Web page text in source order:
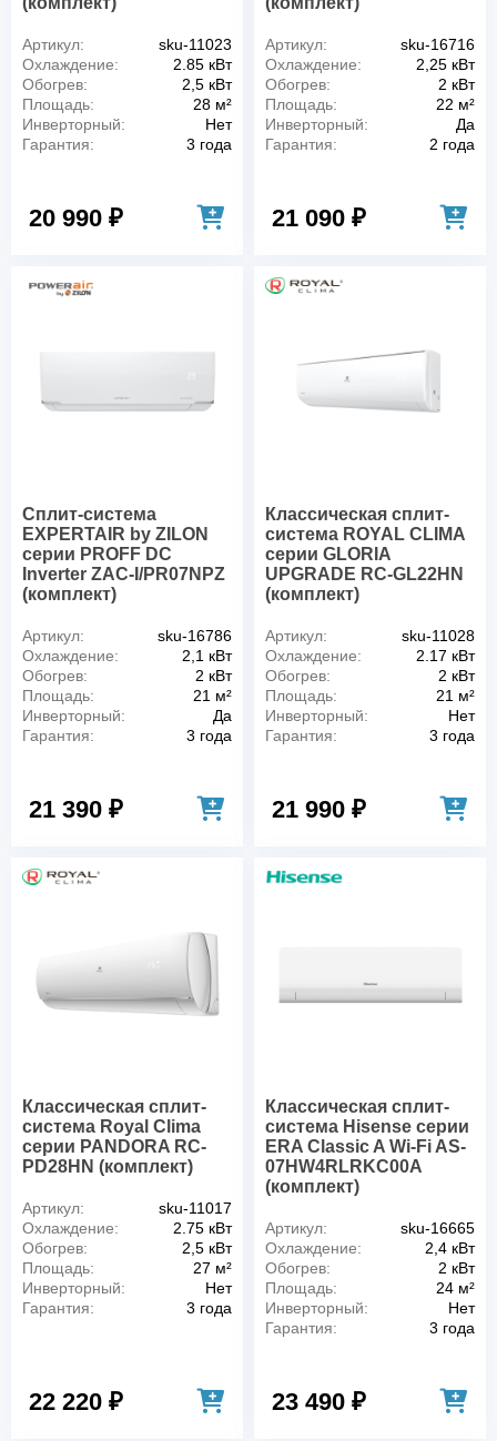
Артикул:
sku-11023
Охлаждение:
2.85 кВт
Обогрев:
2,5 кВт
Площадь:
28 м²
Инверторный:
Нет
Гарантия:
3 года
20 990 ₽
Артикул:
sku-16716
Охлаждение:
2,25 кВт
Обогрев:
2 кВт
Площадь:
22 м²
Инверторный:
Да
Гарантия:
2 года
21 090 ₽
Сплит-система
EXPERTAIR by ZILON
серии PROFF DC
Inverter ZAC-I/PR07NPZ
(комплект)
Артикул:
sku-16786
Охлаждение:
2,1 кВт
Обогрев:
2 кВт
Площадь:
21 м²
Инверторный:
Да
Гарантия:
3 года
21 390 ₽
Классическая сплит-
система ROYAL CLIMA
серии GLORIA
UPGRADE RC-GL22HN
(комплект)
Артикул:
sku-11028
Охлаждение:
2.17 кВт
Обогрев:
2 кВт
Площадь:
21 м²
Инверторный:
Нет
Гарантия:
3 года
21 990 ₽
Классическая сплит-
система Royal Clima
серии PANDORA RC-
PD28HN (комплект)
Артикул:
sku-11017
Охлаждение:
2.75 кВт
Обогрев:
2,5 кВт
Площадь:
27 м²
Инверторный:
Нет
Гарантия:
3 года
22 220 ₽
Классическая сплит-
система Hisense серии
ERA Classic A Wi-Fi AS-
07HW4RLRKC00A
(комплект)
Артикул:
sku-16665
Охлаждение:
2,4 кВт
Обогрев:
2 кВт
Площадь:
24 м²
Инверторный:
Нет
Гарантия:
3 года
23 490 ₽